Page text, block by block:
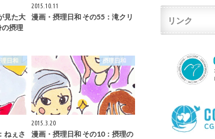
見た大
の摂理
2015.10.11
漫画・摂理日和 その55：滝クリ
理日和
ねぇさ
摂理日和
2015.3.20
漫画・摂理日和 その10：摂理の
リンク